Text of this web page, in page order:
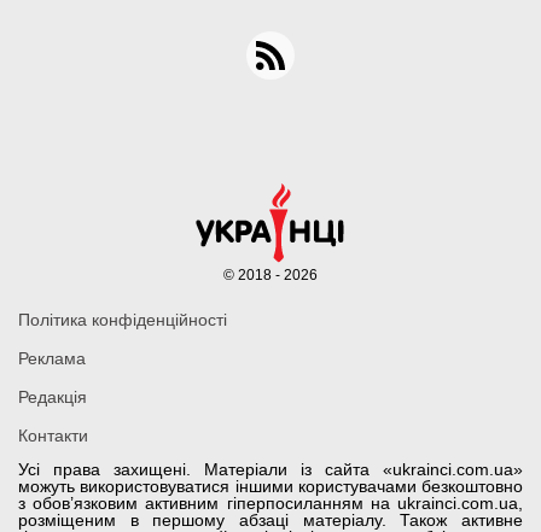
Усі права захищені. Матеріали із сайта «ukrainci.com.ua»
можуть використовуватися іншими користувачами безкоштовно
з обов’язковим активним гіперпосиланням на ukrainci.com.ua,
розміщеним в першому абзаці матеріалу. Також активне
Політика конфіденційності
Реклама
Редакція
Контакти
© 2018 - 2026